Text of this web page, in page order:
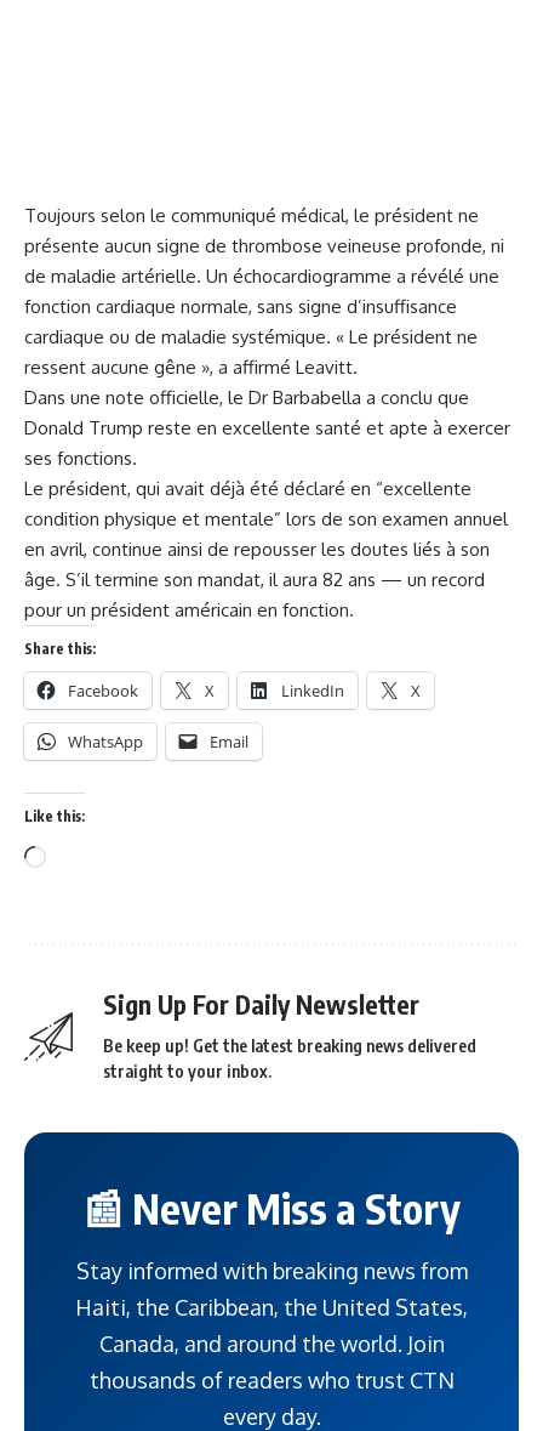
Toujours selon le communiqué médical, le président ne
présente aucun signe de thrombose veineuse profonde, ni
de maladie artérielle. Un échocardiogramme a révélé une
fonction cardiaque normale, sans signe d’insuffisance
cardiaque ou de maladie systémique. « Le président ne
ressent aucune gêne », a affirmé Leavitt.
Dans une note officielle, le Dr Barbabella a conclu que
Donald Trump reste en excellente santé et apte à exercer
ses fonctions.
Le président, qui avait déjà été déclaré en “excellente
condition physique et mentale” lors de son examen annuel
en avril, continue ainsi de repousser les doutes liés à son
âge. S’il termine son mandat, il aura 82 ans — un record
pour un président américain en fonction.
Share this:
Facebook X LinkedIn X
WhatsApp Email
Like this:
Sign Up For Daily Newsletter
Be keep up! Get the latest breaking news delivered
straight to your inbox.
📰 Never Miss a Story
Stay informed with breaking news from
Haiti, the Caribbean, the United States,
Canada, and around the world. Join
thousands of readers who trust CTN
every day.